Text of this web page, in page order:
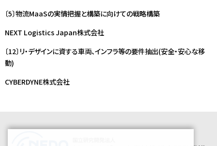
〔5〕物流MaaSの実情把握と構築に向けての戦略構築
NEXT Logistics Japan株式会社
〔12〕リ・デザインに資する車両、インフラ等の要件抽出(安全・安心な移
動)
CYBERDYNE株式会社